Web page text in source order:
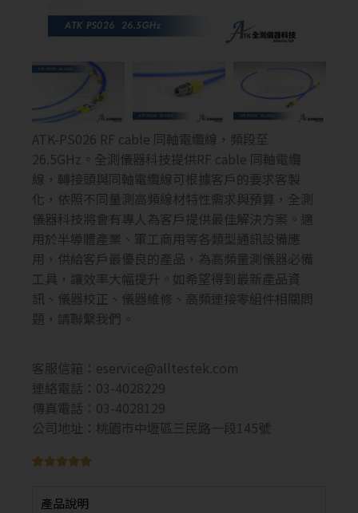
ATK-PS026 RF cable 同軸電纜線，頻段至
26.5GHz。全測儀器科技提供RF cable 同軸電纜
線，轉接頭與同軸電纜線可根據客戶的要求客製
化，依照不同量測高頻線材特性需求與預算，全測
儀器科技將會有專人為客戶提供最佳解決方案。適
用於半導體產業、軍工商用等各類型通訊設備應
用，供給客戶最優良的產品，為高頻量測儀器必備
工具，讓效率大幅提升。如希望得到最新產品資
訊、儀器校正、儀器維修、高頻連接零組件相關問
題，請聯繫我們。
客服信箱： eservice@alltestek.com
連絡電話：03-4028229
傳真電話：03-4028129
公司地址：桃園市中壢區三民路一段145號

產品說明